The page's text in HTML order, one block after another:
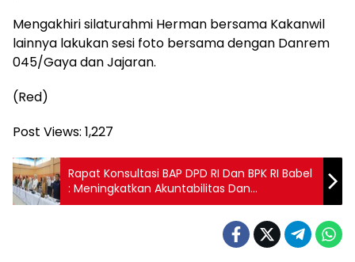
Mengakhiri silaturahmi Herman bersama Kakanwil
lainnya lakukan sesi foto bersama dengan Danrem
045/Gaya dan Jajaran.
(Red)
Post Views: 1,227
Rapat Konsultasi BAP DPD RI Dan BPK RI Babel
: Meningkatkan Akuntabilitas Dan
Tranparansi Pengelolaan Keuangan Negara